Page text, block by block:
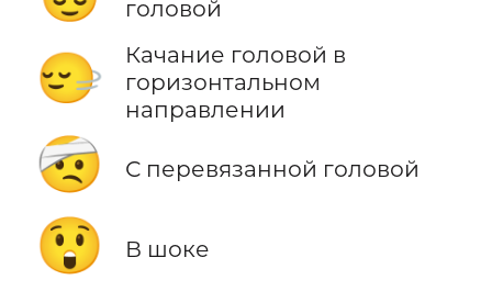
головой
🙂‍↔️
Качание головой в
горизонтальном
направлении
🤕 С перевязанной головой
😲 В шоке